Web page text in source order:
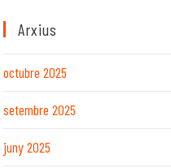
Arxius
octubre 2025
setembre 2025
juny 2025